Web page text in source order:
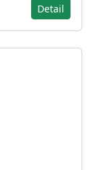
Detail